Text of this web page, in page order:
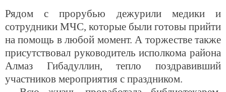
Рядом с прорубью дежурили медики и
сотрудники МЧС, которые были готовы прийти
на помощь в любой момент. А торжестве также
присутствовал руководитель исполкома района
Алмаз Гибадуллин, тепло поздравивший
участников мероприятия с праздником.